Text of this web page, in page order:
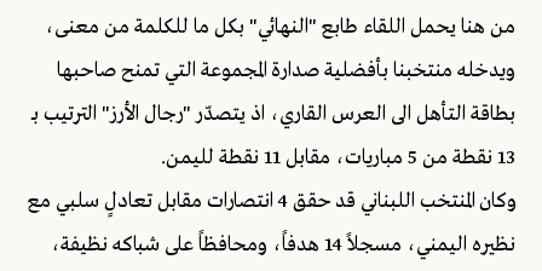
من هنا يحمل اللقاء طابع "النهائي" بكل ما للكلمة من معنى،
ويدخله منتخبنا بأفضلية صدارة المجموعة التي تمنح صاحبها
بطاقة التأهل الى العرس القاري، اذ يتصدّر "رجال الأرز" الترتيب بـ
13 نقطة من 5 مباريات، مقابل 11 نقطة لليمن.
وكان المنتخب اللبناني قد حقق 4 انتصارات مقابل تعادلٍ سلبي مع
نظيره اليمني، مسجلاً 14 هدفاً، ومحافظاً على شباكه نظيفة،